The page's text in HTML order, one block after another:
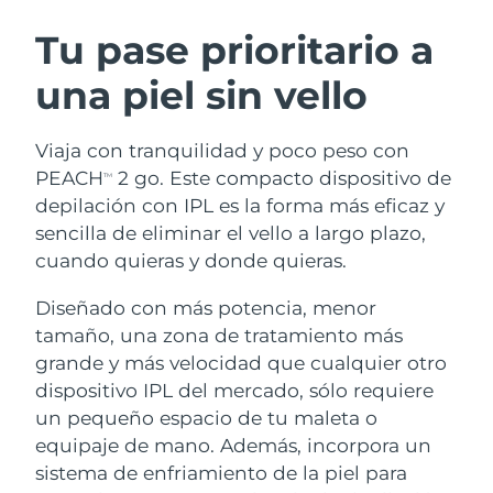
Tu pase prioritario a
una piel sin vello
Viaja con tranquilidad y poco peso con
PEACHTM
2 go. Este compacto dispositivo de
depilación con IPL es la forma más eficaz y
sencilla de eliminar el vello a largo plazo,
cuando quieras y donde quieras.
Diseñado con más potencia, menor
tamaño, una zona de tratamiento más
grande y más velocidad que cualquier otro
dispositivo IPL del mercado, sólo requiere
un pequeño espacio de tu maleta o
equipaje de mano. Además, incorpora un
sistema de enfriamiento de la piel para
LUNA™ 4 pack
Anti-aging massage
Massage, LED heating
LUNA™ 4 Men
For men, anti-aging massage
BEAR™ 2 pack
Microcurrent toning
Microcurrent toning on-the-go
BEAR™ 2 eyes & lips
Microcurrent line smoothing device
Hidratación
UFO™ 3 pack
Deep facial hydration
UFO™ 3 LED
Near-infrared and red light therapy
device
Cuidado bucal
issa™ 4
Hybrid silicone sonic toothbrush
issa™ 4 plus
Smart hybrid silicone sonic toothbrush
TRATAMIENTO ANTIEDAD FAQ™
Antiedad Tratamientos LED
NEW
Austria Entrega prevista
Baréin Entrega prevista
Bélgica
Bermudas Entrega prevista8/15/26
Bosnia y Herzegovina Entrega prevista8/12/26
Bulgaria Entrega prevista
Canadá Entrega prevista8/13/26
Chile Entrega prevista 8/13/26